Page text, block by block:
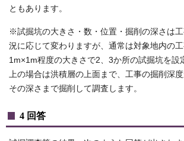
ともあります。
※試掘坑の大きさ・数・位置・掘削の深さは
況に応じて変わりますが、通常は対象地内の
1m×1m程度の大きさで2、3か所の試掘坑を設
上の場合は洪積層の上面まで、工事の掘削深
その深さまで掘削して調査します。
4 回答